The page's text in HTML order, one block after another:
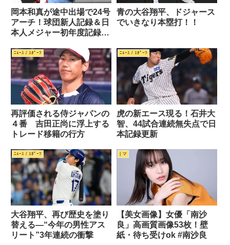
岡本和真が途中出場で24号
アーチ！球団新人記録＆日
本人メジャー初年度記録を
青の大谷翔平、ドジャース
でいきなり本塁打！！
ﾆｭｰｽ / ｽﾎﾟｰﾂ
再評価される侍ジャパンの
４番 吉田正尚に浮上する
トレード移籍の行方
ﾆｭｰｽ / ｽﾎﾟｰﾂ
虎の新エース現る！石井大
智、44試合連続無失点で日
本記録更新
ﾆｭｰｽ / ｽﾎﾟｰﾂ
大谷翔平、再び歴史を塗り
替える—“今年の男性アス
リート”3年連続の衝撃
| マ
【美女画像】女優「南沙
良」高画質画像53枚！壁
紙・待ち受けok #南沙良